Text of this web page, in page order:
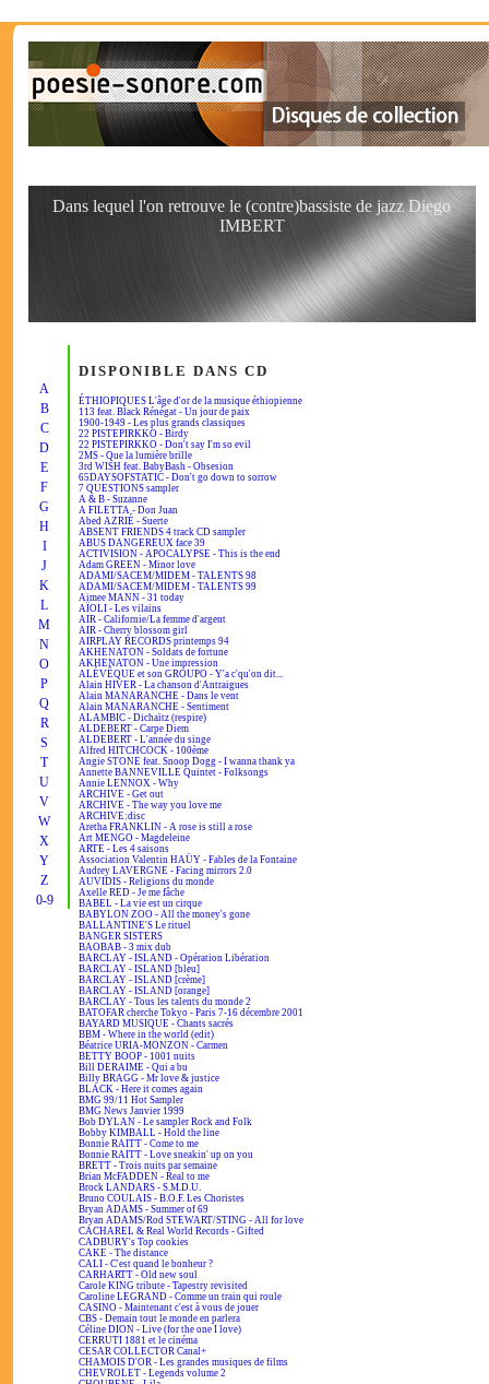
Dans lequel l'on retrouve le (contre)bassiste de jazz Diego
IMBERT
A
B
C
D
E
F
G
H
I
J
K
L
M
N
O
P
Q
R
S
T
U
V
W
X
Y
Z
0-9
DISPONIBLE DANS CD
ÉTHIOPIQUES L'âge d'or de la musique éthiopienne
113 feat. Black Rénégat - Un jour de paix
1900-1949 - Les plus grands classiques
22 PISTEPIRKKO - Birdy
22 PISTEPIRKKO - Don't say I'm so evil
2MS - Que la lumière brille
3rd WISH feat. BabyBash - Obsesion
65DAYSOFSTATIC - Don't go down to sorrow
7 QUESTIONS sampler
A & B - Suzanne
A FILETTA - Don Juan
Abed AZRIÉ - Suerte
ABSENT FRIENDS 4 track CD sampler
ABUS DANGEREUX face 39
ACTIVISION - APOCALYPSE - This is the end
Adam GREEN - Minor love
ADAMI/SACEM/MIDEM - TALENTS 98
ADAMI/SACEM/MIDEM - TALENTS 99
Aimee MANN - 31 today
AÏOLI - Les vilains
AIR - Californie/La femme d'argent
AIR - Cherry blossom girl
AIRPLAY RECORDS printemps 94
AKHENATON - Soldats de fortune
AKHENATON - Une impression
ALÉVÊQUE et son GROUPO - Y'a c'qu'on dit...
Alain HIVER - La chanson d'Antraigues
Alain MANARANCHE - Dans le vent
Alain MANARANCHE - Sentiment
ALAMBIC - Dichaïtz (respire)
ALDEBERT - Carpe Diem
ALDEBERT - L'année du singe
Alfred HITCHCOCK - 100ème
Angie STONE feat. Snoop Dogg - I wanna thank ya
Annette BANNEVILLE Quintet - Folksongs
Annie LENNOX - Why
ARCHIVE - Get out
ARCHIVE - The way you love me
ARCHIVE:disc
Aretha FRANKLIN - A rose is still a rose
Art MENGO - Magdeleine
ARTE - Les 4 saisons
Association Valentin HAÜY - Fables de la Fontaine
Audrey LAVERGNE - Facing mirrors 2.0
AUVIDIS - Religions du monde
Axelle RED - Je me fâche
BABEL - La vie est un cirque
BABYLON ZOO - All the money's gone
BALLANTINE'S Le rituel
BANGER SISTERS
BAOBAB - 3 mix dub
BARCLAY - ISLAND - Opération Libération
BARCLAY - ISLAND [bleu]
BARCLAY - ISLAND [crème]
BARCLAY - ISLAND [orange]
BARCLAY - Tous les talents du monde 2
BATOFAR cherche Tokyo - Paris 7-16 décembre 2001
BAYARD MUSIQUE - Chants sacrés
BBM - Where in the world (edit)
Béatrice URIA-MONZON - Carmen
BETTY BOOP - 1001 nuits
Bill DERAIME - Qui a bu
Billy BRAGG - Mr love & justice
BLACK - Here it comes again
BMG 99/11 Hot Sampler
BMG News Janvier 1999
Bob DYLAN - Le sampler Rock and Folk
Bobby KIMBALL - Hold the line
Bonnie RAITT - Come to me
Bonnie RAITT - Love sneakin' up on you
BRETT - Trois nuits par semaine
Brian McFADDEN - Real to me
Brock LANDARS - S.M.D.U.
Bruno COULAIS - B.O.F. Les Choristes
Bryan ADAMS - Summer of 69
Bryan ADAMS/Rod STEWART/STING - All for love
CACHAREL & Real World Records - Gifted
CADBURY's Top cookies
CAKE - The distance
CALI - C'est quand le bonheur ?
CARHARTT - Old new soul
Carole KING tribute - Tapestry revisited
Caroline LEGRAND - Comme un train qui roule
CASINO - Maintenant c'est à vous de jouer
CBS - Demain tout le monde en parlera
Céline DION - Live (for the one I love)
CERRUTI 1881 et le cinéma
CESAR COLLECTOR Canal+
CHAMOIS D'OR - Les grandes musiques de films
CHEVROLET - Legends volume 2